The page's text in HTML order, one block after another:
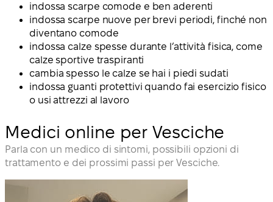
indossa scarpe comode e ben aderenti
indossa scarpe nuove per brevi periodi, finché non
diventano comode
indossa calze spesse durante l’attività fisica, come
calze sportive traspiranti
cambia spesso le calze se hai i piedi sudati
indossa guanti protettivi quando fai esercizio fisico
o usi attrezzi al lavoro
Medici online per Vesciche
Parla con un medico di sintomi, possibili opzioni di
trattamento e dei prossimi passi per Vesciche.